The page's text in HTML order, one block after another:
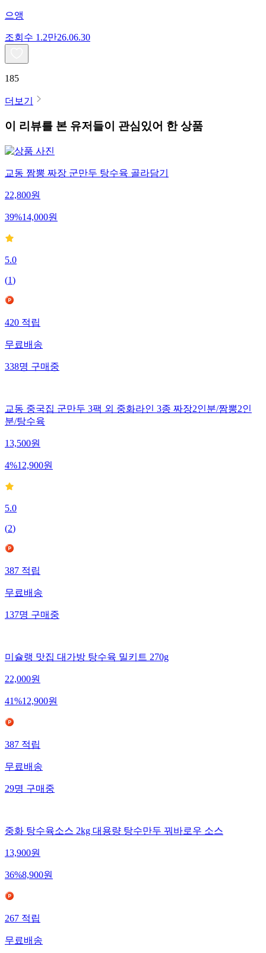
으앵
조회수 1.2만26.06.30
185
더보기
이 리뷰를 본 유저들이 관심있어 한 상품
교동 짬뽕 짜장 군만두 탕수육 골라담기
22,800원
39%14,000원
5.0
(1)
420 적립
무료배송
338명 구매중
교동 중국집 군만두 3팩 외 중화라인 3종 짜장2인분/짬뽕2인
분/탕수육
13,500원
4%12,900원
5.0
(2)
387적립
무료배송
137명구매중
미슐랭 맛집 대가방 탕수육 밀키트 270g
22,000원
41%12,900원
387적립
무료배송
29명구매중
중화 탕수육소스 2kg 대용량 탕수만두 꿔바로우 소스
13,900원
36%8,900원
267적립
무료배송